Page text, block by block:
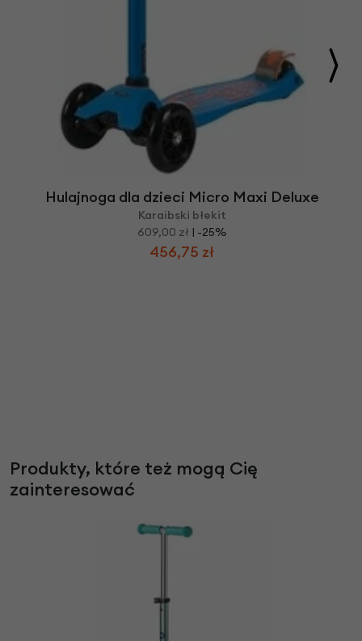
Hulajnoga dla dzieci Micro Maxi Deluxe
Karaibski błekit
609,00 zł | -25%
456,75 zł
Produkty, które też mogą Cię
zainteresować